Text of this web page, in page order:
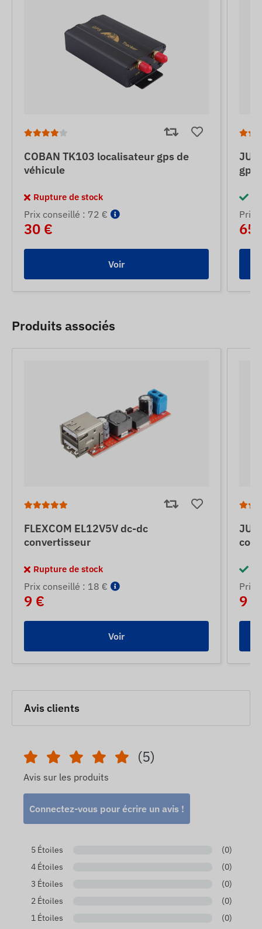
COBAN TK103 localisateur gps de
véhicule
Rupture de stock
Prix ​​conseillé : 72 €
30 €
Voir
gps
Prix
65
Produits associés
FLEXCOM EL12V5V dc-dc
convertisseur
Rupture de stock
Prix ​​conseillé : 18 €
9 €
Voir
Prix
9 €
Avis clients
(5)
Avis sur les produits
Connectez-vous pour écrire un avis !
5 Étoiles
(0)
4 Étoiles
(0)
3 Étoiles
(0)
2 Étoiles
(0)
1 Étoiles
(0)